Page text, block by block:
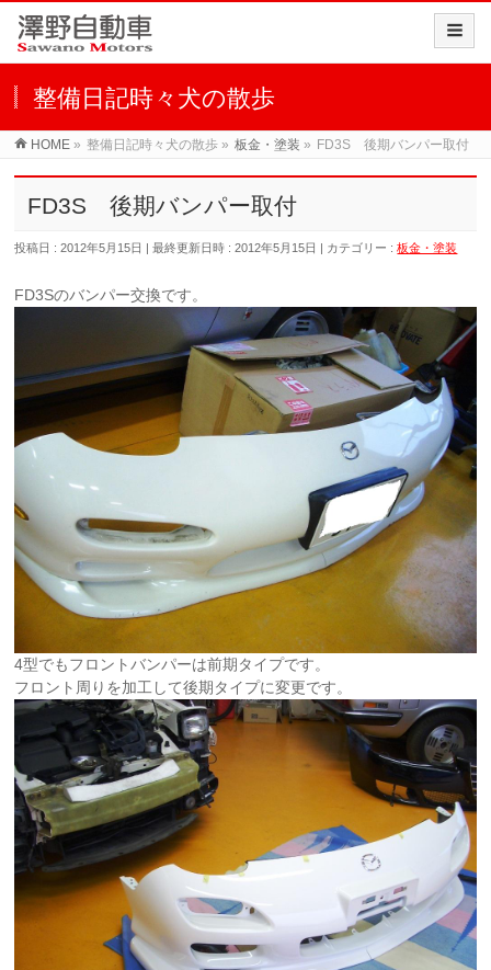
整備日記時々犬の散歩
HOME » 整備日記時々犬の散歩 » 板金・塗装 » FD3S 後期バンパー取付
FD3S 後期バンパー取付
投稿日 : 2012年5月15日 最終更新日時 : 2012年5月15日 カテゴリー :板金・塗装
FD3Sのバンパー交換です。
4型でもフロントバンパーは前期タイプです。
フロント周りを加工して後期タイプに変更です。